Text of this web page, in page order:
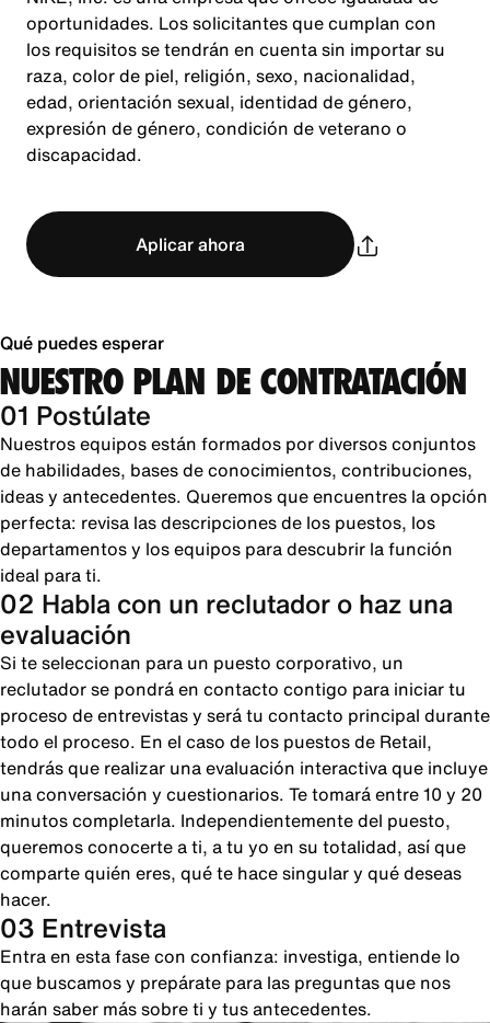
oportunidades. Los solicitantes que cumplan con
los requisitos se tendrán en cuenta sin importar su
raza, color de piel, religión, sexo, nacionalidad,
edad, orientación sexual, identidad de género,
expresión de género, condición de veterano o
discapacidad.
Aplicar ahora
Qué puedes esperar
NUESTRO PLAN DE CONTRATACIÓN
01 Postúlate
Nuestros equipos están formados por diversos conjuntos
de habilidades, bases de conocimientos, contribuciones,
ideas y antecedentes. Queremos que encuentres la opción
perfecta: revisa las descripciones de los puestos, los
departamentos y los equipos para descubrir la función
ideal para ti.
02 Habla con un reclutador o haz una
evaluación
Si te seleccionan para un puesto corporativo, un
reclutador se pondrá en contacto contigo para iniciar tu
proceso de entrevistas y será tu contacto principal durante
todo el proceso. En el caso de los puestos de Retail,
tendrás que realizar una evaluación interactiva que incluye
una conversación y cuestionarios. Te tomará entre 10 y 20
minutos completarla. Independientemente del puesto,
queremos conocerte a ti, a tu yo en su totalidad, así que
comparte quién eres, qué te hace singular y qué deseas
hacer.
03 Entrevista
Entra en esta fase con confianza: investiga, entiende lo
que buscamos y prepárate para las preguntas que nos
harán saber más sobre ti y tus antecedentes.